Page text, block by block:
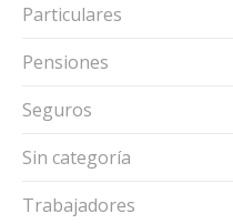
Particulares
Pensiones
Seguros
Sin categoría
Trabajadores